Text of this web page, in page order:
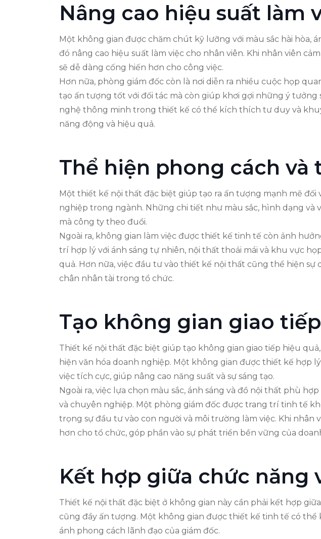
Nâng cao hiệu suất làm
Một không gian được chăm chút kỹ lưỡng với màu sắc hài hòa,
đó nâng cao hiệu suất làm việc cho nhân viên. Khi nhân viên
sẽ dễ dàng cống hiến hơn cho công việc.
Hơn nữa, phòng giám đốc còn là nơi diễn ra nhiều cuộc họp
tạo ấn tượng tốt với đối tác mà còn giúp khơi gợi những ý
nghệ thông minh trong thiết kế có thể kích thích tư duy và
năng động và hiệu quả.
Thể hiện phong cách
Một thiết kế nội thất đặc biệt giúp tạo ra ấn tượng mạnh mẽ
nghiệp trong ngành. Những chi tiết như màu sắc, hình dạng
mà công ty theo đuổi.
Ngoài ra, không gian làm việc được thiết kế tinh tế còn ảnh
trí hợp lý với ánh sáng tự nhiên, nội thất thoải mái và khu vực
quả. Hơn nữa, việc đầu tư vào thiết kế nội thất cũng thể hiện
chân nhân tài trong tổ chức.
Tạo không gian giao
Thiết kế nội thất đặc biệt giúp tạo không gian giao tiếp hiệu
hiện văn hóa doanh nghiệp. Một không gian được thiết kế hợp
việc tích cực, giúp nâng cao năng suất và sự sáng tạo.
Ngoài ra, việc lựa chọn màu sắc, ánh sáng và đồ nội thất phù
và chuyên nghiệp. Một phòng giám đốc được trang trí tinh tế
trọng sự đầu tư vào con người và môi trường làm việc. Khi
hơn cho tổ chức, góp phần vào sự phát triển bền vững của
Kết hợp giữa chức năng
Thiết kế nội thất đặc biệt ở không gian này cần phải kết hợp
cũng đầy ấn tượng. Một không gian được thiết kế tinh tế có
ánh phong cách lãnh đạo của giám đốc.